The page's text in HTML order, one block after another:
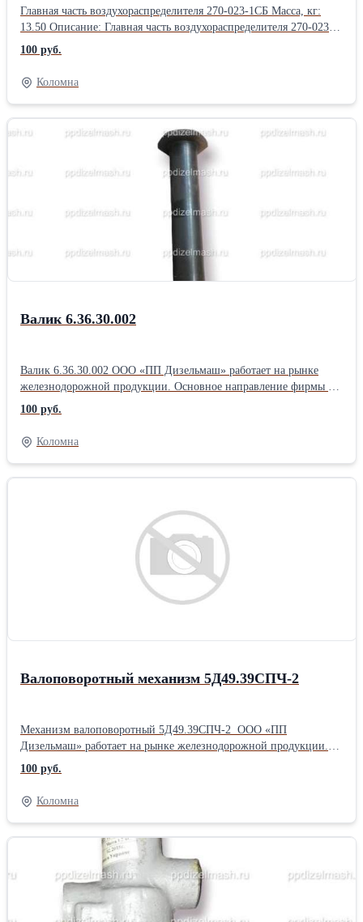
Главная часть воздухораспределителя 270-023-1СБ Масса, кг:
13.50 Описание: Главная часть воздухораспределителя 270-023-
1СБ. Область применения: Главная часть воздухораспределителя
270-023-1СБ - пневматическое устройство, предназначенное для
переключения потоков сжатого воздуха.. Описание Главная часть
270-023 - это Часть воздухораспределителя главная , 270.023
Главная часть воздухораспределителя 270-023-1СБ -
потоков сжатого воздуха. Составная часть
воздухораспределителя 483М, предназначенная для обеспечения
установки необходимого давления сжатого воздуха в тормозном
давлением в тормозном цилиндре: — пустой 0,14-0,18 МПа
(1,4-1,8 кгс/см2) — средний 0,30-0,34 МПа (3,0-3,4 кгс/см2) —
груженый 0,40-0,45 МПа (4,0-4,5 кгс/см2) Габаритные размеры
310х240х160 мм
100 руб.
Коломна
Валик 6.36.30.002
Валик 6.36.30.002 ООО «ПП Дизельмаш» работает на рынке
железнодорожной продукции. Основное направление фирмы –
комплексная поставка железнодорожного оборудования, а также
капитальный ремонт маневровых тепловозов серии ТГМ, ТЭМ.
ООО «ПП Дизельмаш» имеет возможность проводить ремонт
тепловозов и дизелей в заводских условиях, а также силами
выездной бригады по месту приписки тепловоза.
100 руб.
Коломна
Валоповоротный механизм 5Д49.39СПЧ-2
Механизм валоповоротный 5Д49.39СПЧ-2 ООО «ПП
Дизельмаш» работает на рынке железнодорожной продукции.
Основное направление фирмы – комплексная поставка
железнодорожного оборудования, а также капитальный ремонт
маневровых тепловозов серии ТГМ, ТЭМ. ООО «ПП
Дизельмаш» имеет возможность проводить ремонт тепловозов и
дизелей в заводских условиях, а также силами выездной
бригады по месту приписки тепловоза.
100 руб.
Коломна